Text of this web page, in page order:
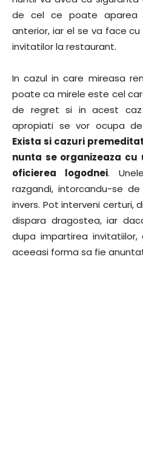
de cel ce poate aparea
anterior, iar el se va face
invitatilor la restaurant.
In cazul in care mireasa
poate ca mirele este cel
de regret si in acest
apropiati se vor ocupa
Exista si cazuri
nunta se organizeaza
oficierea logodnei.
razgandi, intorcandu-se
invers. Pot interveni certuri,
dispara dragostea, iar
dupa impartirea
aceeasi forma sa fie